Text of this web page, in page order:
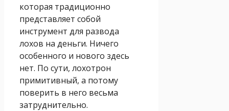
которая традиционно
представляет собой
инструмент для развода
лохов на деньги. Ничего
особенного и нового здесь
нет. По сути, лохотрон
примитивный, а потому
поверить в него весьма
затруднительно.